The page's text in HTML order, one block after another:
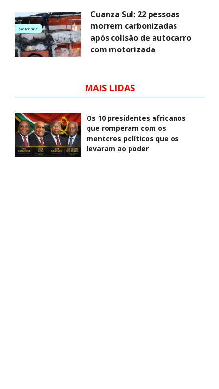
Sociedade
Cuanza Sul: 22 pessoas
morrem carbonizadas
após colisão de autocarro
com motorizada
MAIS LIDAS
Os 10 presidentes africanos
que romperam com os
mentores políticos que os
levaram ao poder